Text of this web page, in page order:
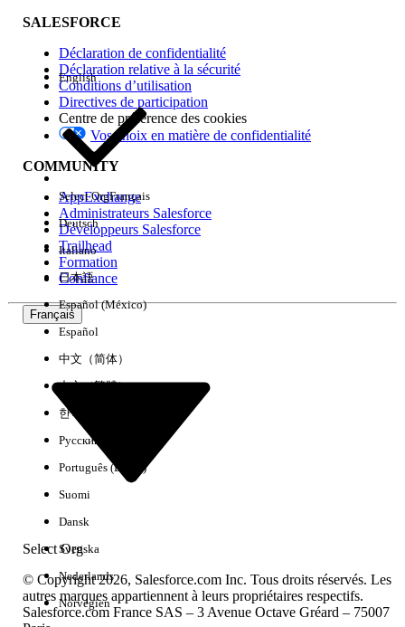
Impact des fonctionnalités
Edition
Expérience
Aucun résultat
SALESFORCE
Déclaration de confidentialité
Déclaration relative à la sécurité
Conditions d’utilisation
Directives de participation
Centre de préférence des cookies
Vos choix en matière de confidentialité
COMMUNITY
AppExchange
Administrateurs Salesforce
Développeurs Salesforce
Trailhead
Formation
Confiance
Français
Select Org
English
Select OrgFrançais
Deutsch
Italiano
日本語
Español (México)
Español
中文（简体）
中文（繁體）
한국어
Русский
Português (Brasil)
Suomi
Dansk
Svenska
Nederlands
Norvégien
© Copyright 2026, Salesforce.com Inc. Tous droits réservés. Les
autres marques appartiennent à leurs propriétaires respectifs.
Salesforce.com France SAS – 3 Avenue Octave Gréard – 75007